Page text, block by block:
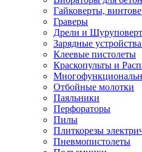
Гайковерты,
Граверы
Дрели и
Зарядные
Клеевые пистолеты
Краскопульты и
Отбойные молотки
Паяльники
Перфораторы
Пилы
Плиткорезы
Пневмопистолеты